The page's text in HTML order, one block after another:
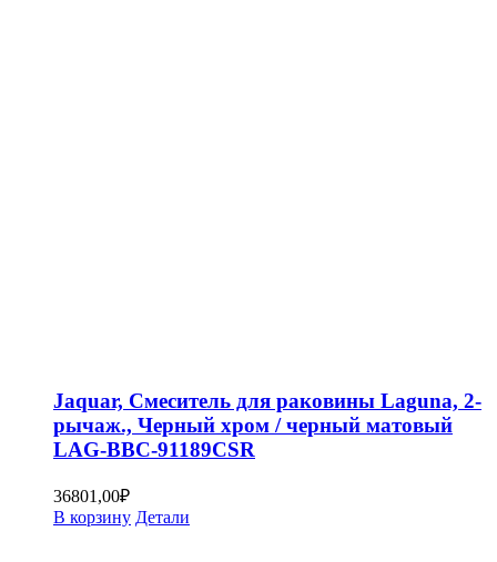
Jaquar, Смеситель для раковины Laguna, 2-
рычаж., Черный хром / черный матовый
LAG-BBC-91189CSR
36801,00₽
В корзину Детали